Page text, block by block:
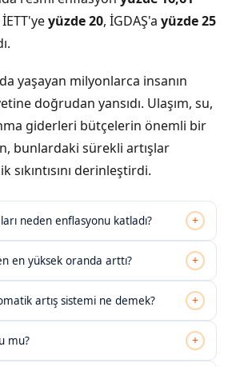
yüzde 20, İGDAŞ'a yüzde 25
yaşayan milyonlarca insanın
doğrudan yansıdı. Ulaşım, su,
giderleri bütçelerin önemli bir
bunlardaki sürekli artışlar
sıkıntısını derinleştirdi.
neden enflasyonu katladı? +
en yüksek oranda arttı? +
artış sistemi ne demek? +
mu? +